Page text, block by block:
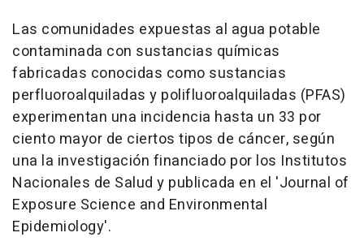
Las comunidades expuestas al agua potable
contaminada con sustancias químicas
fabricadas conocidas como sustancias
perfluoroalquiladas y polifluoroalquiladas (PFAS)
experimentan una incidencia hasta un 33 por
ciento mayor de ciertos tipos de cáncer, según
una la investigación financiado por los Institutos
Nacionales de Salud y publicada en el 'Journal of
Exposure Science and Environmental
Epidemiology'.